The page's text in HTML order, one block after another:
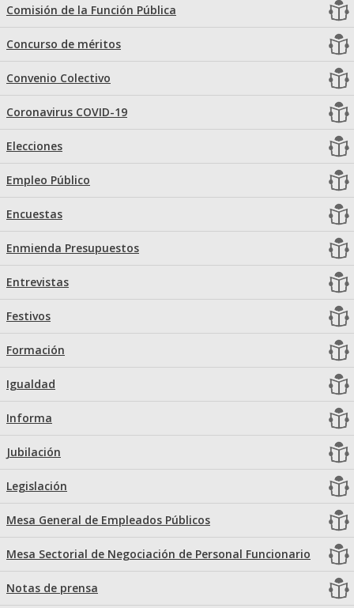
Comisión de la Función Pública
Concurso de méritos
Convenio Colectivo
Coronavirus COVID-19
Elecciones
Empleo Público
Encuestas
Enmienda Presupuestos
Entrevistas
Festivos
Formación
Igualdad
Informa
Jubilación
Legislación
Mesa General de Empleados Públicos
Mesa Sectorial de Negociación de Personal Funcionario
Notas de prensa